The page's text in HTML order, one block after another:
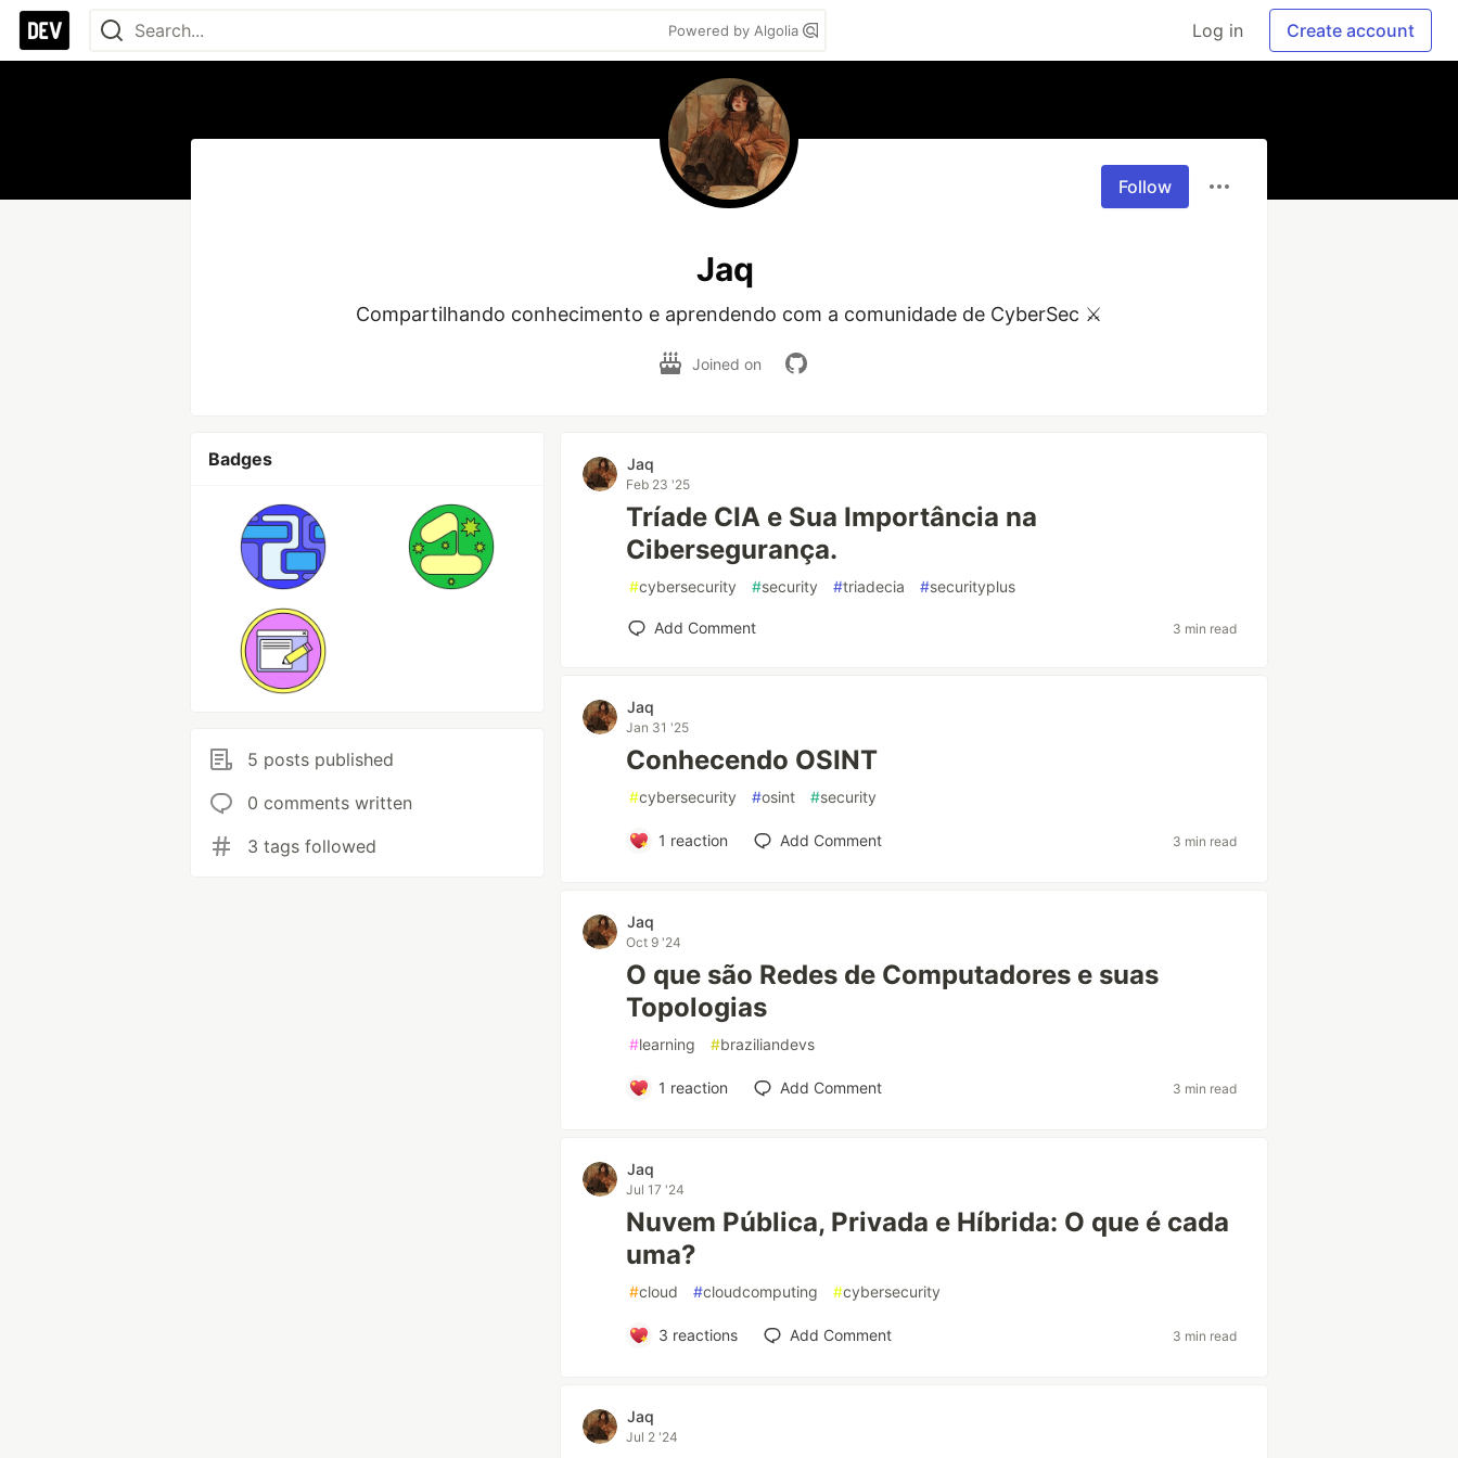
Powered by Algolia Log in Create account
Follow
Jaq
Compartilhando conhecimento e aprendendo com a comunidade de CyberSec ⚔️
Joined on
Badges
5 posts published
0 comments written
3 tags followed
Jaq
Feb 23 '25
Tríade CIA e Sua Importância na
Cibersegurança.
#cybersecurity #security #triadecia #securityplus
Add Comment 3 min read
Jaq
Jan 31 '25
Conhecendo OSINT
#cybersecurity #osint #security
1 reaction Add Comment 3 min read
Jaq
Oct 9 '24
O que são Redes de Computadores e suas
Topologias
#learning #braziliandevs
1 reaction Add Comment 3 min read
Jaq
Jul 17 '24
Nuvem Pública, Privada e Híbrida: O que é cada
uma?
#cloud #cloudcomputing #cybersecurity
3 reactions Add Comment 3 min read
Jaq
Jul 2 '24